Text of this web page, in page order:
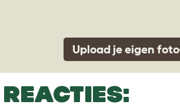
Upload je eigen foto
REACTIES: